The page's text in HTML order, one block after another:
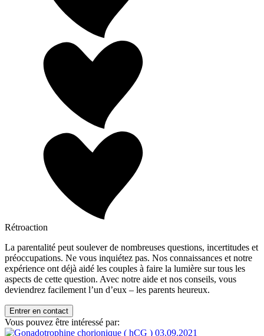
Rétroaction
La parentalité peut soulever de nombreuses questions, incertitudes et
préoccupations. Ne vous inquiétez pas. Nos connaissances et notre
expérience ont déjà aidé les couples à faire la lumière sur tous les
aspects de cette question. Avec notre aide et nos conseils, vous
deviendrez facilement l’un d’eux – les parents heureux.
Entrer en contact
Vous pouvez être intéressé par:
03.09.2021